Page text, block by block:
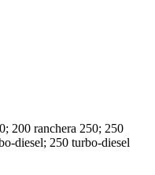
200 ranchera 250; 250
diesel; 250 turbo-diesel